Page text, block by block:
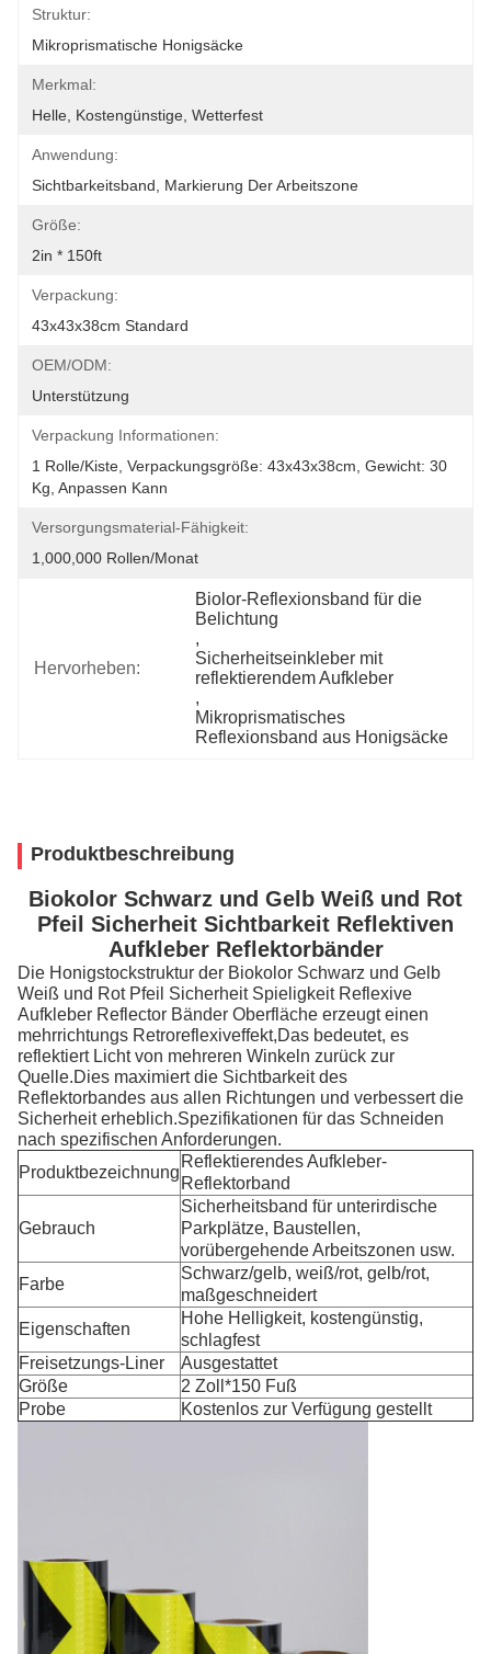
Struktur:
Mikroprismatische Honigsäcke
Merkmal:
Helle, Kostengünstige, Wetterfest
Anwendung:
Sichtbarkeitsband, Markierung Der Arbeitszone
Größe:
2in * 150ft
Verpackung:
43x43x38cm Standard
OEM/ODM:
Unterstützung
Verpackung Informationen:
1 Rolle/Kiste, Verpackungsgröße: 43x43x38cm, Gewicht: 30
Kg, Anpassen Kann
Versorgungsmaterial-Fähigkeit:
1,000,000 Rollen/Monat
Hervorheben:
Biolor-Reflexionsband für die
Belichtung
,
Sicherheitseinkleber mit
reflektierendem Aufkleber
,
Mikroprismatisches
Reflexionsband aus Honigsäcke
Produktbeschreibung
Biokolor Schwarz und Gelb Weiß und Rot
Pfeil Sicherheit Sichtbarkeit Reflektiven
Aufkleber Reflektorbänder
Die Honigstockstruktur der Biokolor Schwarz und Gelb
Weiß und Rot Pfeil Sicherheit Spieligkeit Reflexive
Aufkleber Reflector Bänder Oberfläche erzeugt einen
mehrrichtungs Retroreflexiveffekt,Das bedeutet, es
reflektiert Licht von mehreren Winkeln zurück zur
Quelle.Dies maximiert die Sichtbarkeit des
Reflektorbandes aus allen Richtungen und verbessert die
Sicherheit erheblich.Spezifikationen für das Schneiden
nach spezifischen Anforderungen.
Produktbezeichnung
Reflektierendes Aufkleber-
Reflektorband
Gebrauch
Sicherheitsband für unterirdische
Parkplätze, Baustellen,
vorübergehende Arbeitszonen usw.
Farbe
Schwarz/gelb, weiß/rot, gelb/rot,
maßgeschneidert
Eigenschaften
Hohe Helligkeit, kostengünstig,
schlagfest
Freisetzungs-Liner
Ausgestattet
Größe
2 Zoll*150 Fuß
Probe
Kostenlos zur Verfügung gestellt